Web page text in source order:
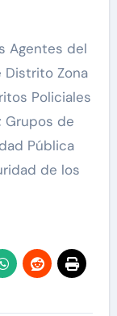
Agentes del
Distrito Zona
Policiales
Grupos de
Pública
de los